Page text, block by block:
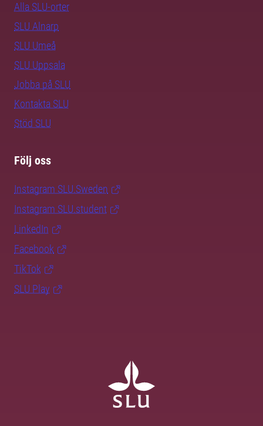
Alla SLU-orter
SLU Alnarp
SLU Umeå
SLU Uppsala
Jobba på SLU
Kontakta SLU
Stöd SLU
Följ oss
Instagram SLU.Sweden
Instagram SLU.student
LinkedIn
Facebook
TikTok
SLU Play